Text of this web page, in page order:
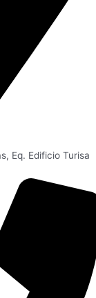
Eq. Edificio Turisa